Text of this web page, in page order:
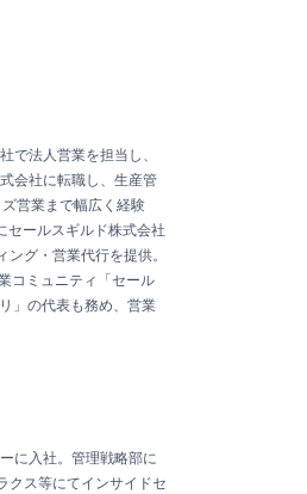
で法人営業を担当し、
会社に転職し、生産管
営業まで幅広く経験
セールスギルド株式会社
グ・営業代行を提供。
コミュニティ「セール
」の代表も務め、営業
に入社。管理戦略部に
クス等にてインサイドセ